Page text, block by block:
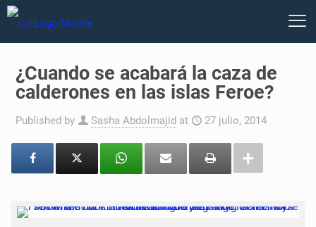
¿Cuando se acabará la caza de
calderones en las islas Feroe?
Published by Sasha Abdolmajid at 27 julio, 2014